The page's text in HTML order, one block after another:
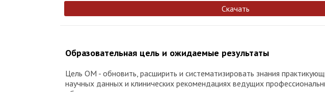
Скачать
Образовательная цель и ожидаемые результаты
Цель ОМ - обновить, расширить и систематизировать знания
научных данных и клинических рекомендациях ведущих